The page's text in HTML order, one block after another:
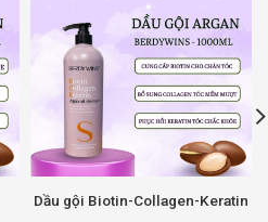
Dầu gội Biotin-Collagen-Keratin